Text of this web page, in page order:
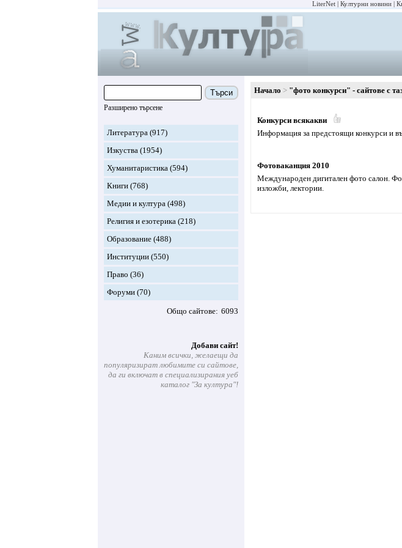
LiterNet Културни новини
Търси
Разширено търсене
Литература (917)
Изкуства (1954)
Хуманитаристика (594)
Книги (768)
Медии и култура (498)
Религия и езотерика (218)
Образование (488)
Институции (550)
Право (36)
Форуми (70)
Общо сайтове 6093
Добави сайт!
Каним всички, желаещи да
популяризират любимите си сайтове,
да ги включат в специализирания уеб
каталог "За култура"!
Начало "фото конкурси" - сайтове с
Конкурси всякакви
Информация за предстоящи конкурси и
Фотоваканция 2010
Международен дигитален фото салон.
изложби, лектории.